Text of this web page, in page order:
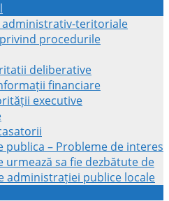
teritoriale
procedurile
deliberative
financiare
executive
publica – Probleme de interes
urmează sa fie dezbătute de
administrației publice locale